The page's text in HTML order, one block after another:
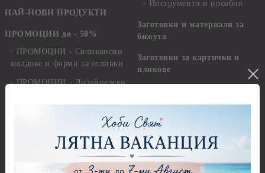
НАЙ-НОВИ ПРОДУКТИ
ПРОМОЦИИ до - 50%
ПРОМОЦИИ - Силиконови
молдове и форми за отливки
ПРОМОЦИИ - Дизайнерски
ПРОМОЦИИ - Сатенени
ленти, панделки, шнурове,
ПРОМОЦИИ - Копчета,
Инструменти и пособия
Заготовки и материали за
бижута
Заготовки за картички и
пликове
Пликове
Заготовки за папки, книги за
пожелания и албуми
Изрязани елементи и